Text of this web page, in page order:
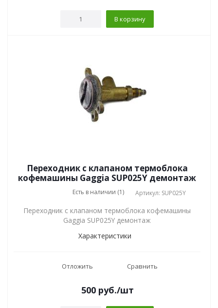
В корзину
Переходник с клапаном термоблока
кофемашины Gaggia SUP025Y демонтаж
Есть в наличии (1) Артикул: SUP025Y
Переходник с клапаном термоблока кофемашины
Gaggia SUP025Y демонтаж
Характеристики
Отложить Сравнить
500руб./шт